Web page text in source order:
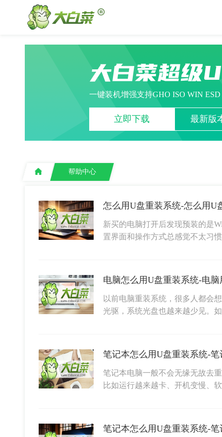
大白菜超级
一键装机增强支持GHO ISO WIN
立即下载 最新版
帮助中心
怎么用U盘重装系统-怎么用U
新买的电脑打开后发现预装的是
置界面和操作方式总感觉不太习
电脑怎么用U盘重装系统-电
以前电脑重装系统，很多人都会
光驱，系统光盘也越来越少见。
笔记本怎么用U盘重装系统-
笔记本电脑一般不会无缘无故去
比如运行越来越卡、开机变慢、
笔记本怎么用U盘重装系统-